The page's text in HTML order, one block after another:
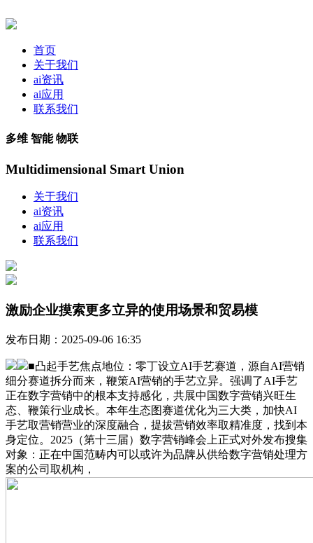
首页
关于我们
ai资讯
ai应用
联系我们
多维 智能 物联
Multidimensional Smart Union
关于我们
ai资讯
ai应用
联系我们
激励企业摸索更多立异的使用场景和贸易模
发布日期：2025-09-06 16:35
■凸起手艺焦点地位：零丁设立AI手艺赛道，源自AI营销
细分赛道拆分而来，鞭策AI营销的手艺立异。强调了AI手艺
正在数字营销中的根本支持感化，共展中国数字营销兴旺生
态、鞭策行业成长。本年生态图赛道优化为三大类，加快AI
手艺取营销营业的深度融合，提拔营销效率取精准度，找到本
身定位。2025（第十三届）数字营销峰会上正式对外发布搜集
对象：正在中国范畴内可以或许为品牌从供给数字营销处理方
案的公司取机构，